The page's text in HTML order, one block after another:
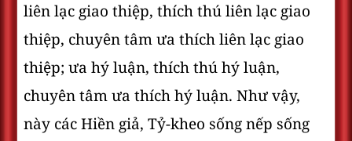
liên lạc giao thiệp, thích thú liên lạc giao
thiệp, chuyên tâm ưa thích liên lạc giao
thiệp; ưa hý luận, thích thú hý luận,
chuyên tâm ưa thích hý luận. Như vậy,
này các Hiền giả, Tỷ-kheo sống nếp sống